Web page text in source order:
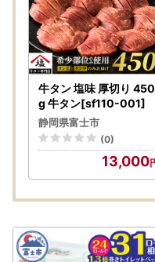
牛タン 塩味 厚切り 450
g 牛タン[sf110-001]
静岡県富士市
(0)
13,000